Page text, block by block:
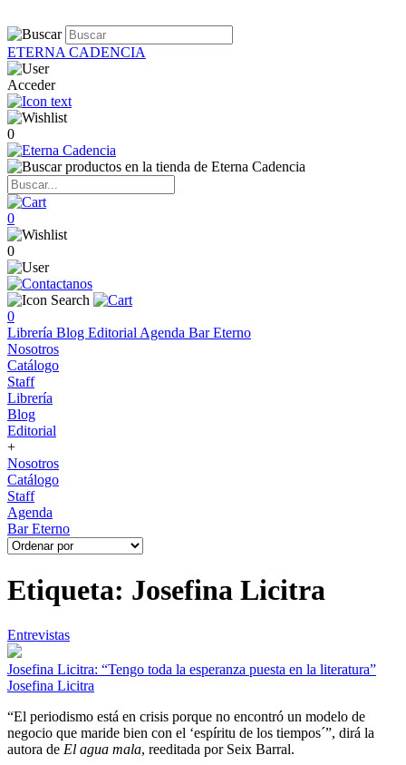
ETERNA CADENCIA
Acceder
0
0
0
0
Librería Blog Editorial Agenda Bar Eterno
Nosotros
Catálogo
Staff
Librería
Blog
Editorial
+
Nosotros
Catálogo
Staff
Agenda
Bar Eterno
Etiqueta: Josefina Licitra
Entrevistas
Josefina Licitra: “Tengo toda la esperanza puesta en la literatura”
Josefina Licitra
“El periodismo está en crisis porque no encontró un modelo de
negocio que maride bien con el ‘espíritu de los tiempos´”, dirá la
autora de El agua mala, reeditada por Seix Barral.